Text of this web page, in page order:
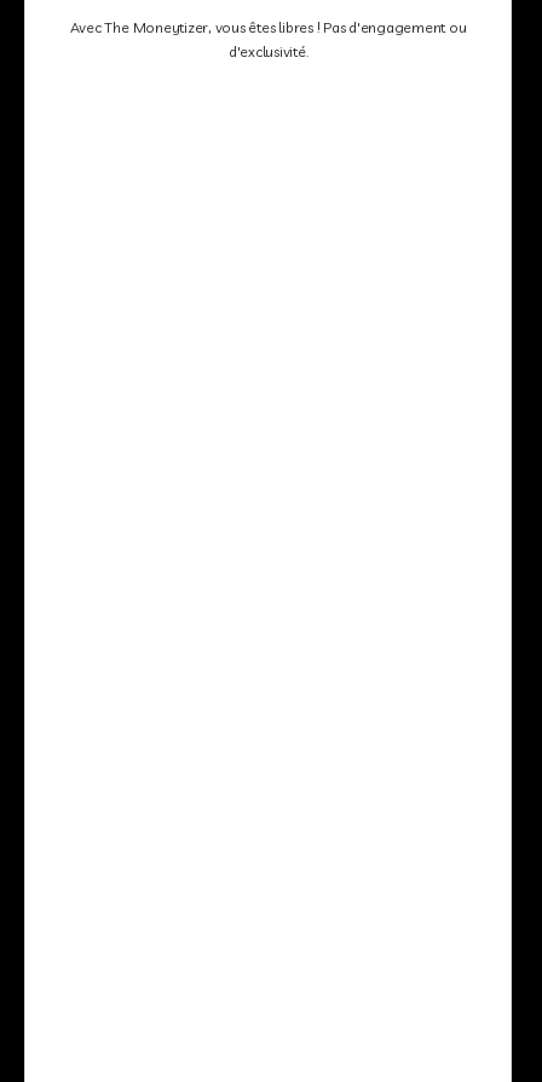
Avec The Moneytizer, vous êtes libres ! Pas d'engagement ou
d'exclusivité.